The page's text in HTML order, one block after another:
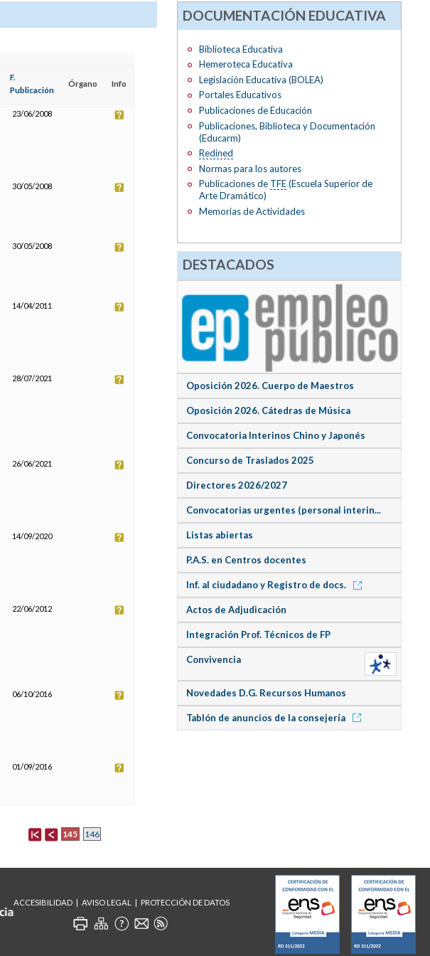
F.
Publicación
Órgano Info
23/06/2008
30/05/2008
30/05/2008
14/04/2011
28/07/2021
26/06/2021
14/09/2020
22/06/2012
06/10/2016
01/09/2016
145 146
DOCUMENTACIÓN EDUCATIVA
Biblioteca Educativa
Hemeroteca Educativa
Legislación Educativa (BOLEA)
Portales Educativos
Publicaciones de Educación
Publicaciones, Biblioteca y Documentación
(Educarm)
Redined
Normas para los autores
Publicaciones de TFE(Escuela Superior de
Arte Dramático)
Memorias de Actividades
DESTACADOS
Oposición 2026. Cuerpo de Maestros
Oposición 2026. Cátedras de Música
Convocatoria Interinos Chino y Japonés
Concurso de Traslados 2025
Directores 2026/2027
Convocatorias urgentes (personal interin...
Listas abiertas
P.A.S. en Centros docentes
Inf. al ciudadano y Registro de docs.
Actos de Adjudicación
Integración Prof. Técnicos de FP
Convivencia
Novedades D.G. Recursos Humanos
Tablón de anuncios de la consejería
ACCESIBILIDAD AVISO LEGAL PROTECCIÓN DE DATOS